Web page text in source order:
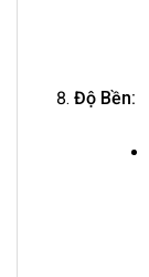
Độ Bền: